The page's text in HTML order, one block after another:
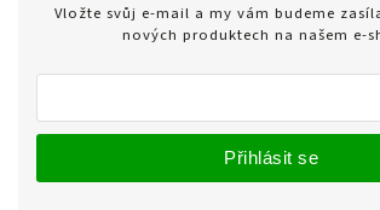
Vložte svůj e-mail a my vám budeme
nových produktech na našem e-
Přihlásit se